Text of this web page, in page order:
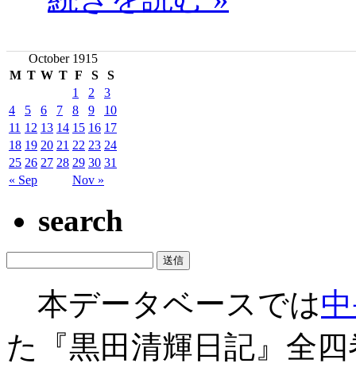
October 1915
M T W T F S S
« Sep Nov »
1 2
3
4
5 6 7 8 9
10
11 12 13 14 15 16 17
18 19 20 21 22 23 24
25 26 27 28 29 30 31
search
本データベースでは
た『黒田清輝日記』全